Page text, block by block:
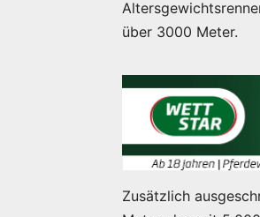
über 3000 Meter.
Zusätzlich